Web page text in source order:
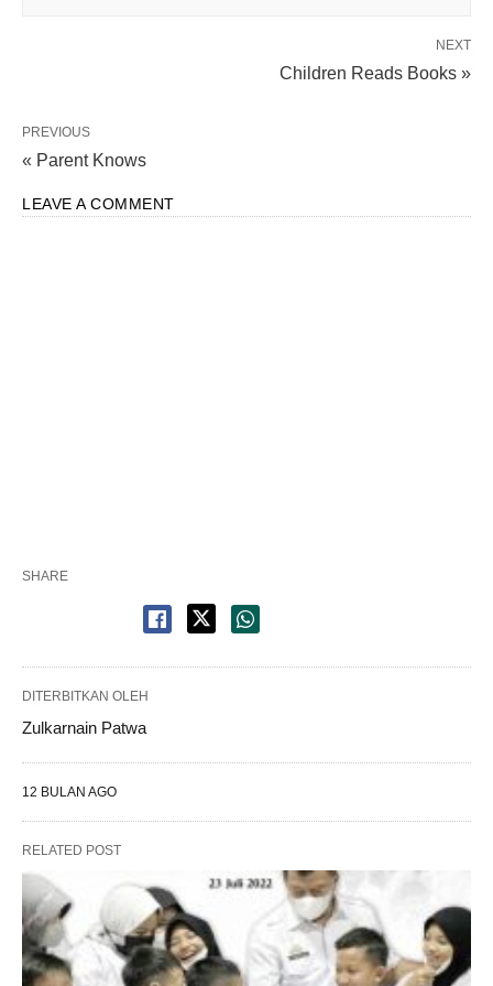
NEXT
Children Reads Books »
PREVIOUS
« Parent Knows
LEAVE A COMMENT
SHARE
DITERBITKAN OLEH
Zulkarnain Patwa
12 BULAN AGO
RELATED POST